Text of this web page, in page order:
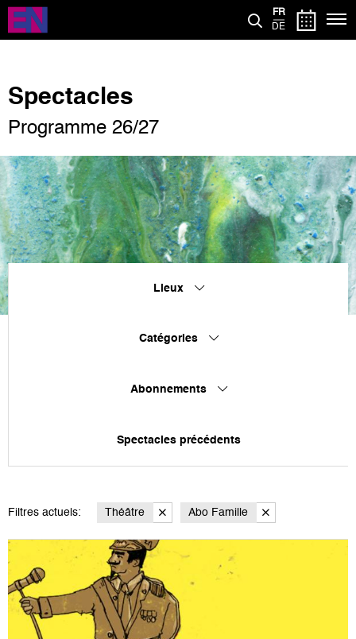
Aller
contenu
FR
DE
Spectacles
Programme 26/27
Lieux
Catégories
Abonnements
Spectacles précédents
Filtres actuels: Théâtre Abo Famille